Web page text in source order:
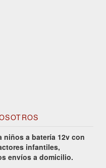
niños a batería 12v con
infantiles,
envíos a domicilio.